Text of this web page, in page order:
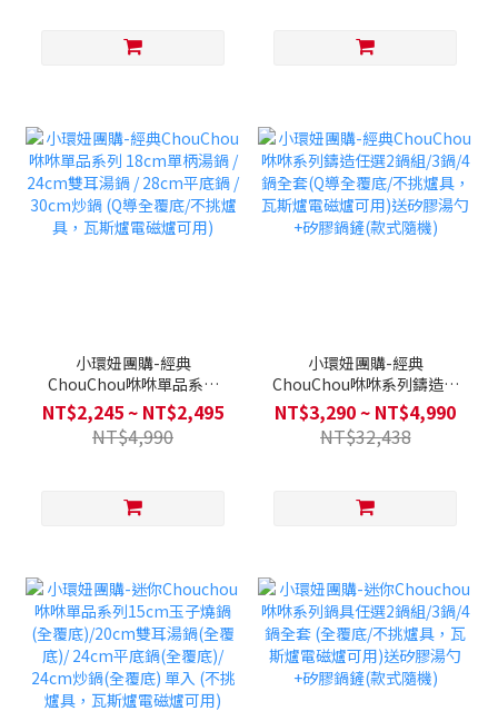
小環妞團購-經典
ChouChou咻咻單品系列
18cm單柄湯鍋 / 24cm雙耳
湯鍋 / 28cm平底鍋 / 30cm
炒鍋 (Q導全覆底/不挑爐
NT$2,245 ~ NT$2,495
NT$4,990
小環妞團購-經典
ChouChou咻咻系列鑄造任
選2鍋組/3鍋/4鍋全套(Q導
全覆底/不挑爐具，瓦斯爐電
磁爐可用)送矽膠湯勺+矽膠
NT$3,290 ~ NT$4,990
NT$32,438